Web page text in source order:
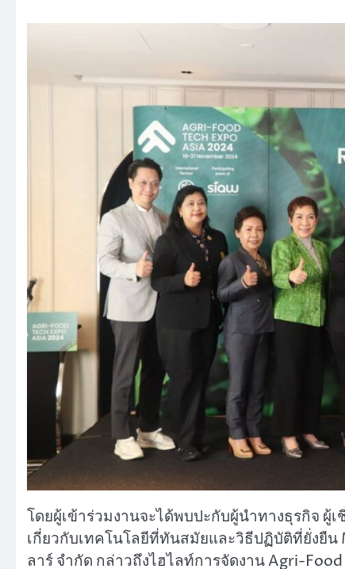
โดยผู้เข้าร่วมงานจะได้พบปะกับผู้นำทางธุรกิจ
เกี่ยวกับเทคโนโลยีที่ทันสมัยและวิธีปฏิบัติที่ยั่งยื
ลาร์ จำกัด กล่าวถึงไฮไลท์การจัดงาน Agri-